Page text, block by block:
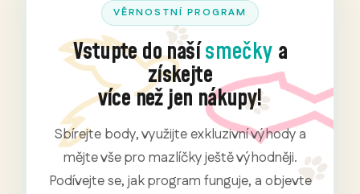
VĚRNOSTNÍ PROGRAM
Vstupte do našísmečky a
získejte
více než jen nákupy!
Sbírejte body, využijte exkluzivní výhody a
mějte vše pro mazlíčky ještě výhodněji.
Podívejte se, jak program funguje, a objevte